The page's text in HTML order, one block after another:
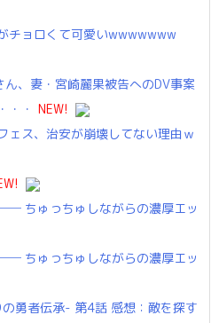
チョロくて可愛いwwwwwww
ん、妻・宮崎麗果被告へのDV事案
・・ NEW!
ェス、治安が崩壊してない理由ｗ
ちゅっちゅしながらの濃厚エッ
ちゅっちゅしながらの濃厚エッ
勇者伝承- 第4話 感想：敵を探す